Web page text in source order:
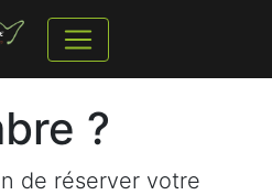
?
de réserver votre